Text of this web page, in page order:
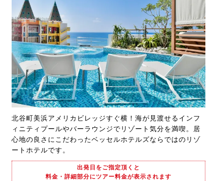
北谷町美浜アメリカビレッジすぐ横！海が見渡せるインフ
ィニティプールやバーラウンジでリゾート気分を満喫。居
心地の良さにこだわったベッセルホテルズならではのリゾ
ートホテルです。
出発日をご指定頂くと
料金・詳細部分にツアー料金が表示されます